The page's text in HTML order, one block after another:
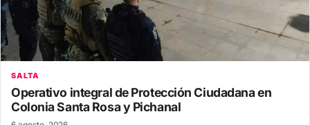
SALTA
Operativo integral de Protección Ciudadana en
Colonia Santa Rosa y Pichanal